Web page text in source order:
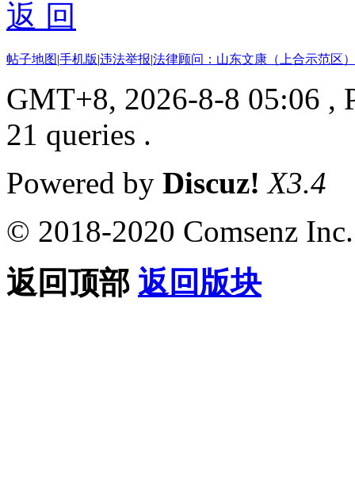
返 回
帖子地图|手机版|违法举报|法律顾问：山东文康（上合示范区
GMT+8, 2026-8-8 05:06 ,
21 queries .
Powered by Discuz! X3.4
© 2018-2020 Comsenz Inc.
返回顶部 返回版块